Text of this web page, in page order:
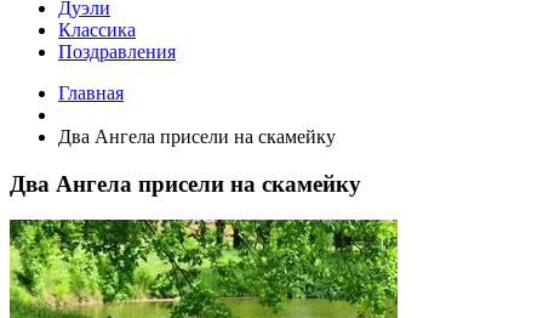
Дуэли
Классика
Поздравления
Главная
Два Ангела присели на скамейку
Два Ангела присели на скамейку